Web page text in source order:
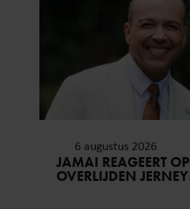
6 augustus 2026
JAMAI REAGEERT OP
OVERLIJDEN JERNEY